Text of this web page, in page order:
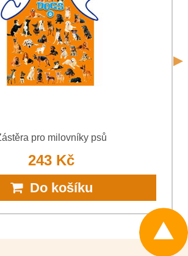
Bomba s.r.o.*
pro milovníky psů
243 Kč
Do košíku